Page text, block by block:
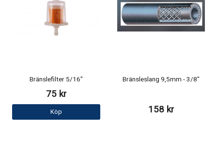
Bränslefilter 5/16"
75 kr
Köp
Bränsleslang 9,5mm - 3/8"
158 kr